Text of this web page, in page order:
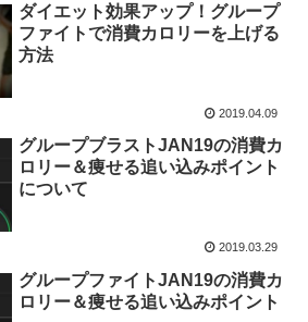
ダイエット効果アップ！グループ
ファイトで消費カロリーを上げる
方法
2019.04.09
グループブラストJAN19の消費カ
ロリー＆痩せる追い込みポイント
について
2019.03.29
グループファイトJAN19の消費カ
ロリー＆痩せる追い込みポイント